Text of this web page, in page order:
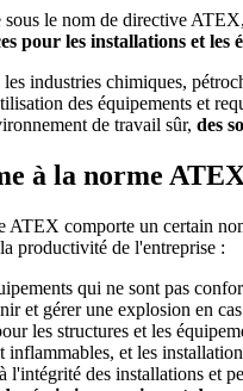
le nom de directive
pour les installations et les
les industries chimiques,
des équipements et
de travail sûr, des
à la norme
comporte un certain
productivité de l'entreprise :
qui ne sont pas
et gérer une explosion en
les structures et les
inflammables, et les
l'intégrité des installations et